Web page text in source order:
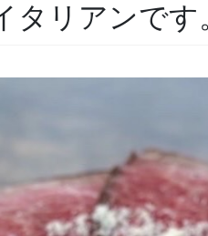
タリアンです